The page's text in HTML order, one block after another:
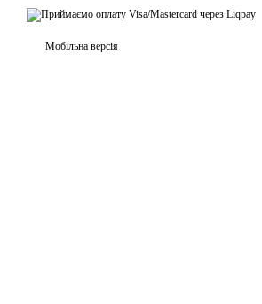
Мобільна версія